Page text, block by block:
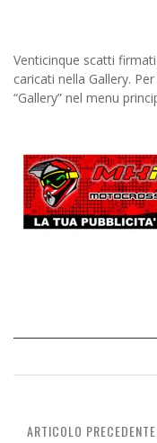
Venticinque scatti
caricati nella Gallery.
“Gallery” nel menu
ARTICOLO PRECEDENTE